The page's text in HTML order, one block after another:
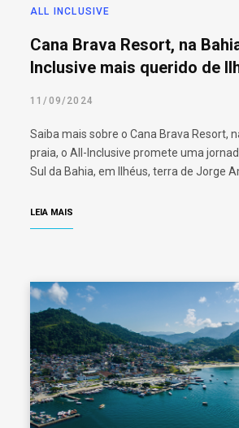
ALL INCLUSIVE
Cana Brava Resort, na
Inclusive mais querido de
11/09/2024
Saiba mais sobre o Cana Brava Resort,
praia, o All-Inclusive promete uma
Sul da Bahia, em Ilhéus, terra de Jorge
LEIA MAIS